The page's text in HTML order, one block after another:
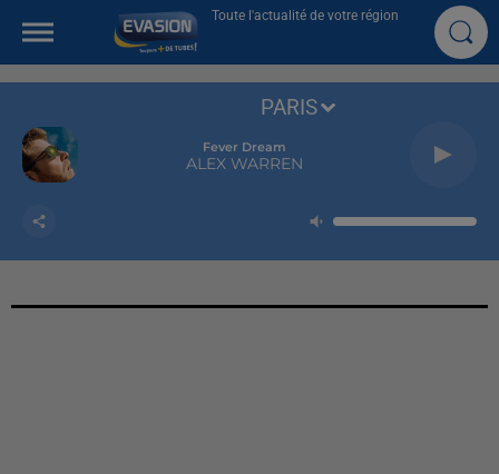
Toute l'actualité de votre région
Fever Dream
ALEX WARREN
PARIS